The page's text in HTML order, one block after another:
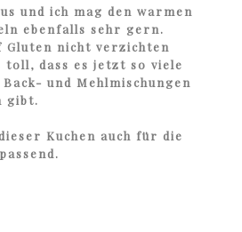
und ich mag den warmen
ebenfalls sehr gern.
Gluten nicht verzichten
toll, dass es jetzt so viele
und Mehlmischungen
gibt.
Kuchen auch für die